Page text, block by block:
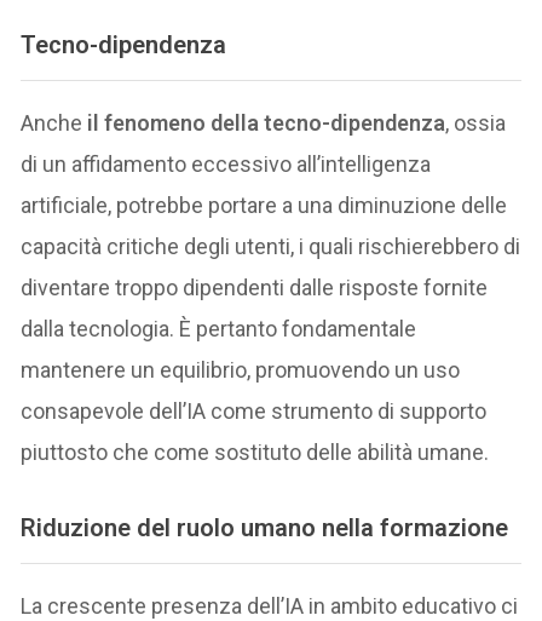
Tecno-dipendenza
Anche il fenomeno della tecno-dipendenza, ossia
di un affidamento eccessivo all’intelligenza
artificiale, potrebbe portare a una diminuzione delle
capacità critiche degli utenti, i quali rischierebbero di
diventare troppo dipendenti dalle risposte fornite
dalla tecnologia. È pertanto fondamentale
mantenere un equilibrio, promuovendo un uso
consapevole dell’IA come strumento di supporto
piuttosto che come sostituto delle abilità umane.
Riduzione del ruolo umano nella formazione
La crescente presenza dell’IA in ambito educativo ci